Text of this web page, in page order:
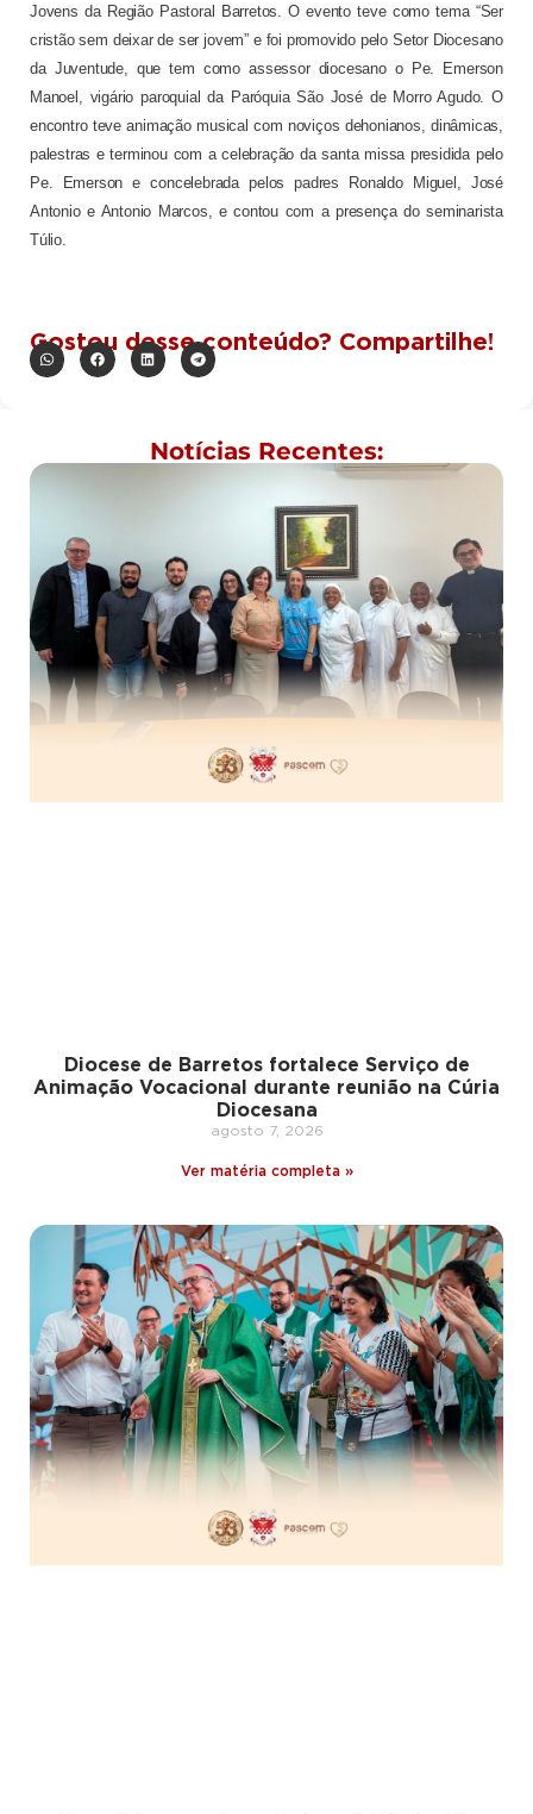
Jovens da Região Pastoral Barretos. O evento teve como tema “Ser
cristão sem deixar de ser jovem” e foi promovido pelo Setor Diocesano
da Juventude, que tem como assessor diocesano o Pe. Emerson
Manoel, vigário paroquial da Paróquia São José de Morro Agudo. O
encontro teve animação musical com noviços dehonianos, dinâmicas,
palestras e terminou com a celebração da santa missa presidida pelo
Pe. Emerson e concelebrada pelos padres Ronaldo Miguel, José
Antonio e Antonio Marcos, e contou com a presença do seminarista
Túlio.
Gostou desse conteúdo? Compartilhe!
Notícias Recentes:
Diocese de Barretos fortalece Serviço de
Animação Vocacional durante reunião na Cúria
Diocesana
agosto 7, 2026
Ver matéria completa »